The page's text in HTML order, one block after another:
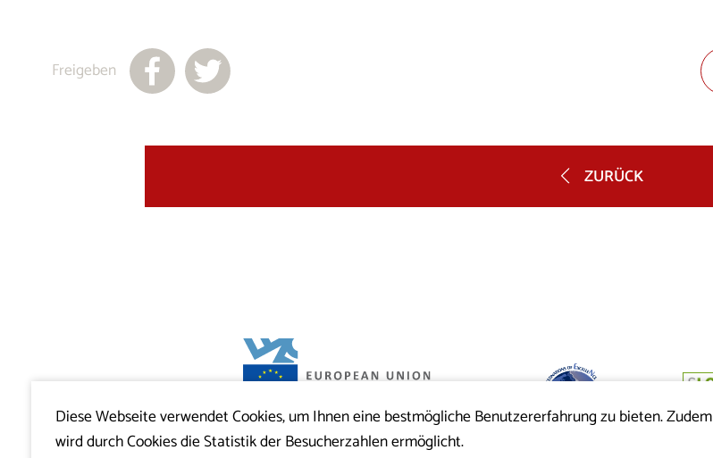
Freigeben
ZURÜCK
Slowenien und von der Europäischen Union aus dem
Europäischen Fonds für regionale Entwicklung
Diese Webseite verwendet Cookies, um Ihnen eine bestmögliche Benutzererfahrung zu bieten. Zudem
wird durch Cookies die Statistik der Besucherzahlen ermöglicht.